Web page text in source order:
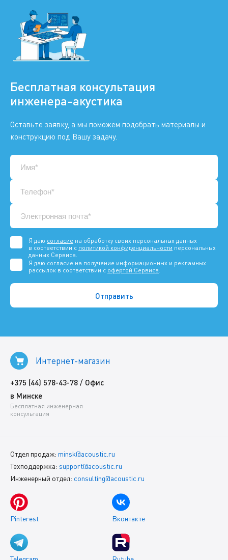
Бесплатная консультация
инженера-акустика
Оставьте заявку, а мы поможем подобрать материалы и
конструкцию под Вашу задачу.
Я даю согласие на обработку своих персональных данных
в соответствии с политикой конфиденциальности персональных
данных Сервиса.
Я даю согласие на получение информационных и рекламных
рассылок в соответствии с офертой Сервиса.
Интернет-магазин
+375 (44) 578-43-78 / Офис
в Минске
Бесплатная инженерная
консультация
Отдел продаж: minsk@acoustic.ru
Техподдержка: support@acoustic.ru
Инженерный отдел: consulting@acoustic.ru
Pinterest Вконтакте